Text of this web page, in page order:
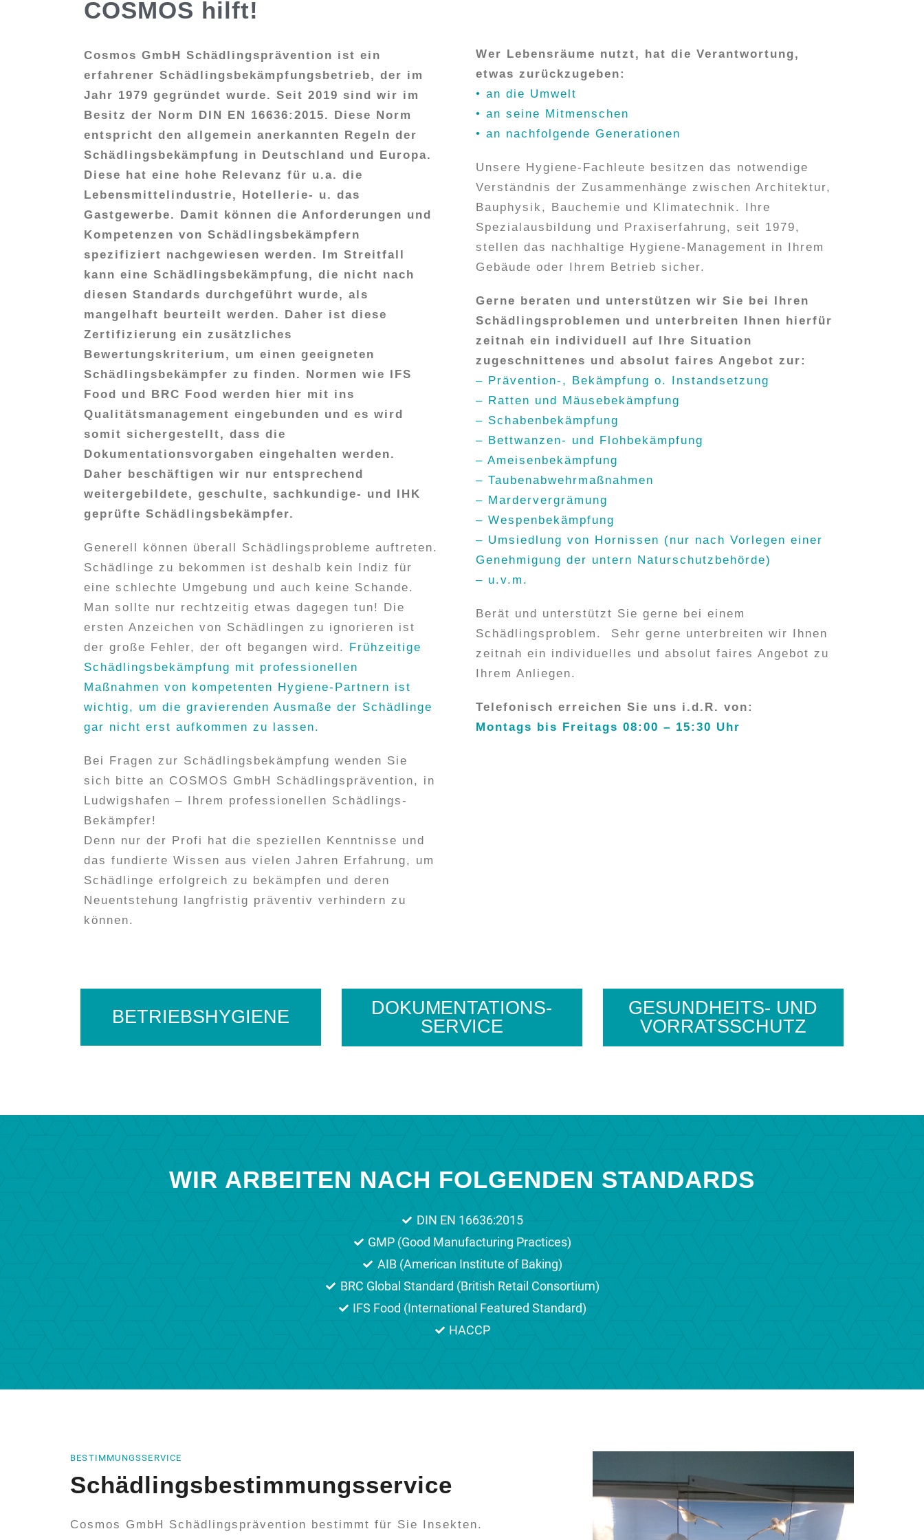
COSMOS hilft!
Cosmos GmbH Schädlingsprävention ist ein
erfahrener Schädlingsbekämpfungsbetrieb, der im
Jahr 1979 gegründet wurde. Seit 2019 sind wir im
Besitz der Norm DIN EN 16636:2015. Diese Norm
entspricht den allgemein anerkannten Regeln der
Schädlingsbekämpfung in Deutschland und Europa.
Diese hat eine hohe Relevanz für u.a. die
Lebensmittelindustrie, Hotellerie- u. das
Gastgewerbe. Damit können die Anforderungen und
Kompetenzen von Schädlingsbekämpfern
spezifiziert nachgewiesen werden. Im Streitfall
kann eine Schädlingsbekämpfung, die nicht nach
diesen Standards durchgeführt wurde, als
mangelhaft beurteilt werden. Daher ist diese
Zertifizierung ein zusätzliches
Bewertungskriterium, um einen geeigneten
Schädlingsbekämpfer zu finden. Normen wie IFS
Food und BRC Food werden hier mit ins
Qualitätsmanagement eingebunden und es wird
somit sichergestellt, dass die
Dokumentationsvorgaben eingehalten werden.
Daher beschäftigen wir nur entsprechend
weitergebildete, geschulte, sachkundige- und IHK
geprüfte Schädlingsbekämpfer.
Generell können überall Schädlingsprobleme auftreten.
Schädlinge zu bekommen ist deshalb kein Indiz für
eine schlechte Umgebung und auch keine Schande.
Man sollte nur rechtzeitig etwas dagegen tun! Die
ersten Anzeichen von Schädlingen zu ignorieren ist
der große Fehler, der oft begangen wird. Frühzeitige
Schädlingsbekämpfung mit professionellen
Maßnahmen von kompetenten Hygiene-Partnern ist
wichtig, um die gravierenden Ausmaße der Schädlinge
gar nicht erst aufkommen zu lassen.
Bei Fragen zur Schädlingsbekämpfung wenden Sie
sich bitte an COSMOS GmbH Schädlingsprävention, in
Ludwigshafen – Ihrem professionellen Schädlings-
Bekämpfer!
Denn nur der Profi hat die speziellen Kenntnisse und
das fundierte Wissen aus vielen Jahren Erfahrung, um
Schädlinge erfolgreich zu bekämpfen und deren
Neuentstehung langfristig präventiv verhindern zu
können.
Wer Lebensräume nutzt, hat die Verantwortung,
etwas zurückzugeben:
• an die Umwelt
• an seine Mitmenschen
• an nachfolgende Generationen
Unsere Hygiene-Fachleute besitzen das notwendige
Verständnis der Zusammenhänge zwischen Architektur,
Bauphysik, Bauchemie und Klimatechnik. Ihre
Spezialausbildung und Praxiserfahrung, seit 1979,
stellen das nachhaltige Hygiene-Management in Ihrem
Gebäude oder Ihrem Betrieb sicher.
Gerne beraten und unterstützen wir Sie bei Ihren
Schädlingsproblemen und unterbreiten Ihnen hierfür
zeitnah ein individuell auf Ihre Situation
zugeschnittenes und absolut faires Angebot zur:
– Prävention-, Bekämpfung o. Instandsetzung
– Ratten und Mäusebekämpfung
– Schabenbekämpfung
– Bettwanzen- und Flohbekämpfung
– Ameisenbekämpfung
– Taubenabwehrmaßnahmen
– Mardervergrämung
– Wespenbekämpfung
– Umsiedlung von Hornissen (nur nach Vorlegen einer
Genehmigung der untern Naturschutzbehörde)
– u.v.m.
Berät und unterstützt Sie gerne bei einem
Schädlingsproblem. Sehr gerne unterbreiten wir Ihnen
zeitnah ein individuelles und absolut faires Angebot zu
Ihrem Anliegen.
Telefonisch erreichen Sie uns i.d.R. von:
Montags bis Freitags 08:00 – 15:30 Uhr
BETRIEBSHYGIENE
DOKUMENTATIONS-
SERVICE
GESUNDHEITS- UND
VORRATSSCHUTZ
WIR ARBEITEN NACH FOLGENDEN STANDARDS
DIN EN 16636:2015
GMP (Good Manufacturing Practices)
AIB (American Institute of Baking)
BRC Global Standard (British Retail Consortium)
IFS Food (International Featured Standard)
HACCP
BESTIMMUNGSSERVICE
Schädlingsbestimmungsservice
Cosmos GmbH Schädlingsprävention bestimmt für Sie Insekten.